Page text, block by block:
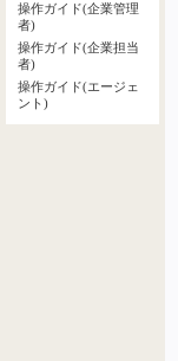
操作ガイド(企業管理
者)
操作ガイド(企業担当
者)
操作ガイド(エージェ
ント)